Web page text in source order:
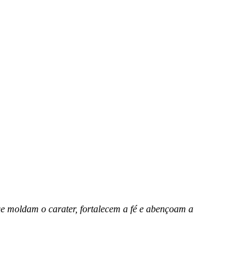
moldam o carater, fortalecem a fé e abençoam a